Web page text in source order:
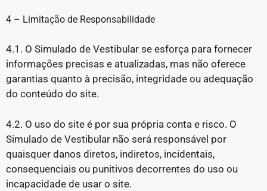
4 – Limitação de Responsabilidade
4.1. O Simulado de Vestibular se esforça para fornecer
informações precisas e atualizadas, mas não oferece
garantias quanto à precisão, integridade ou adequação
do conteúdo do site.
4.2. O uso do site é por sua própria conta e risco. O
Simulado de Vestibular não será responsável por
quaisquer danos diretos, indiretos, incidentais,
consequenciais ou punitivos decorrentes do uso ou
incapacidade de usar o site.